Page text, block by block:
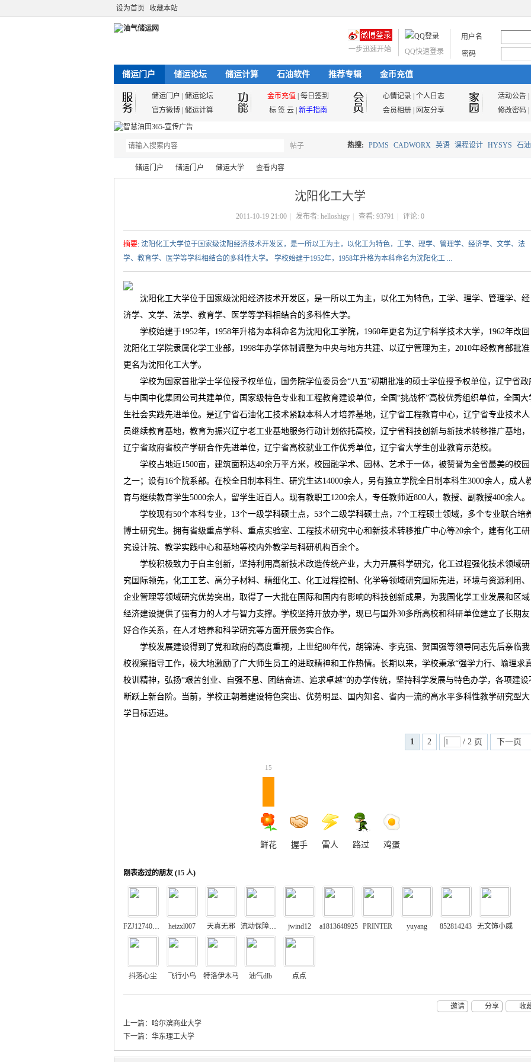
设为首页 收藏本站
用户名
密码
QQ快速登录
一步迅速开始
储运门户 储运论坛 储运计算 石油软件 推荐专辑 金币充值
储运门户 储运论坛 金币充值 每日签到 心情记录 个人日志 活动公告|
官方微博 储运计算 标 签 云 新手指南 会员相册 网友分享 修改密码|
帖子
索
热搜: PDMS CADWORX 英语 课程设计 HYSYS 石
储运门户 储运门户 储运大学
›
查看内容
沈阳化工大学
2011-10-19 21:00 发布者: helloshigy 查看: 93791 评论: 0
摘要: 沈阳化工大学位于国家级沈阳经济技术开发区，是一所以工为主，以化工为特色，工学、理学、管理学、经济学、文学、法
学、教育学、医学等学科相结合的多科性大学。 学校始建于1952年，1958年升格为本科命名为沈阳化工 ...
沈阳化工大学位于国家级沈阳经济技术开发区，是一所以工为主，以化工为特色，工学、理学、管理学、经
济学、文学、法学、教育学、医学等学科相结合的多科性大学。
学校始建于1952年， 1958年升格为本科命名为沈阳化工学院， 1960年更名为辽宁科学技术大学， 1962年改回
沈阳化工学院隶属化学工业部， 1998年办学体制调整为中央与地方共建、以辽宁管理为主， 2010年经教育部批准
更名为沈阳化工大学。
学校为国家首批学士学位授予权单位，国务院学位委员会“八五”初期批准的硕士学位授予权单位，辽宁省政
与中国中化集团公司共建单位，国家级特色专业和工程教育建设单位，全国“挑战杯”高校优秀组织单位，全国大
生社会实践先进单位。是辽宁省石油化工技术紧缺本科人才培养基地，辽宁省工程教育中心，辽宁省专业技术人
员继续教育基地，教育为振兴辽宁老工业基地服务行动计划依托高校，辽宁省科技创新与新技术转移推广基地，
辽宁省政府省校产学研合作先进单位，辽宁省高校就业工作优秀单位，辽宁省大学生创业教育示范校。
学校占地近1500亩，建筑面积达40余万平方米，校园融学术、园林、艺术于一体，被赞誉为全省最美的校园
之一；设有16个院系部。在校全日制本科生、研究生达14000余人，另有独立学院全日制本科生3000余人，成人
育与继续教育学生5000余人，留学生近百人。现有教职工1200余人，专任教师近800人，教授、副教授400余人。
学校现有50个本科专业， 13个一级学科硕士点， 53个二级学科硕士点， 7个工程硕士领域，多个专业联合培
博士研究生。拥有省级重点学科、重点实验室、工程技术研究中心和新技术转移推广中心等20余个，建有化工研
究设计院、教学实践中心和基地等校内外教学与科研机构百余个。
学校积极致力于自主创新，坚持利用高新技术改造传统产业，大力开展科学研究，化工过程强化技术领域研
究国际领先，化工工艺、高分子材料、精细化工、化工过程控制、化学等领域研究国际先进，环境与资源利用、
企业管理等领域研究优势突出，取得了一大批在国际和国内有影响的科技创新成果，为我国化学工业发展和区域
经济建设提供了强有力的人才与智力支撑。学校坚持开放办学，现已与国外30多所高校和科研单位建立了长期友
好合作关系，在人才培养和科学研究等方面开展务实合作。
学校发展建设得到了党和政府的高度重视，上世纪80年代，胡锦涛、李克强、贺国强等领导同志先后亲临我
校视察指导工作，极大地激励了广大师生员工的进取精神和工作热情。长期以来，学校秉承“强学力行、喻理求
校训精神，弘扬“艰苦创业、自强不息、团结奋进、追求卓越”的办学传统，坚持科学发展与特色办学，各项建设
断跃上新台阶。当前，学校正朝着建设特色突出、优势明显、国内知名、省内一流的高水平多科性教学研究型大
学目标迈进。
1 2 / 2 页 下一页
15
鲜花 握手 雷人 路过 鸡蛋
刚表态过的朋友 (15 人)
FZJ12740104 heizxl007 天真无邪 流动保障分析 jwind12 a1813648925 PRINTER yuyang 852814243 无文饰小威
抖落心尘 飞行小鸟 特洛伊木马 油气dlb 点点
收
分享
邀请
上一篇： 哈尔滨商业大学
下一篇： 华东理工大学